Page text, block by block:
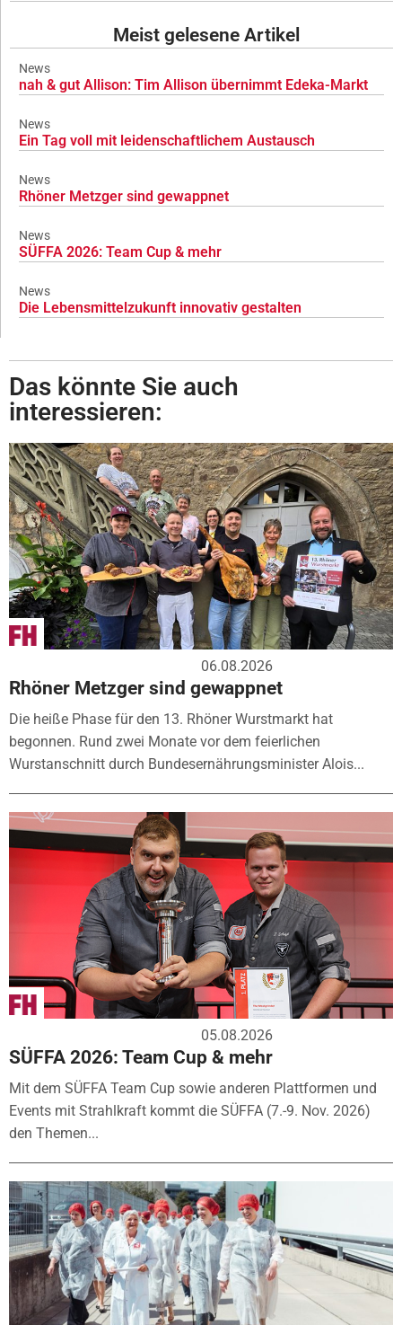
Meist gelesene Artikel
News
nah & gut Allison: Tim Allison übernimmt Edeka-Markt
News
Ein Tag voll mit leidenschaftlichem Austausch
News
Rhöner Metzger sind gewappnet
News
SÜFFA 2026: Team Cup & mehr
News
Die Lebensmittelzukunft innovativ gestalten
Das könnte Sie auch
interessieren:
06.08.2026
Rhöner Metzger sind gewappnet
Die heiße Phase für den 13. Rhöner Wurstmarkt hat
begonnen. Rund zwei Monate vor dem feierlichen
Wurstanschnitt durch Bundesernährungsminister Alois...
05.08.2026
SÜFFA 2026: Team Cup & mehr
Mit dem SÜFFA Team Cup sowie anderen Plattformen und
Events mit Strahlkraft kommt die SÜFFA (7.-9. Nov. 2026)
den Themen...